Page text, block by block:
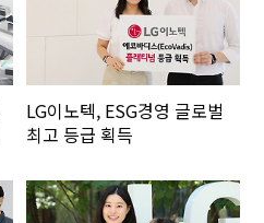
LG이노텍, ESG경영 글로벌
최고 등급 획득